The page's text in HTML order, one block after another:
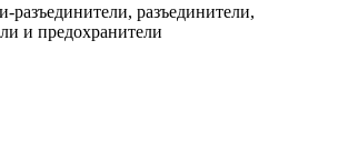
разъединители, разъединители,
и предохранители